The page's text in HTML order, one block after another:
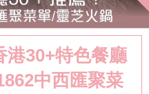
港30+特色餐廳
中西匯聚菜